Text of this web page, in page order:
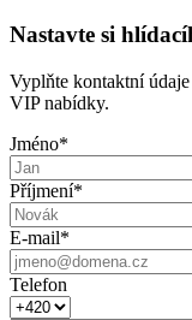
Nastavte si
Vyplňte kontaktní
VIP nabídky.
Jméno*
Příjmení*
E-mail*
Telefon